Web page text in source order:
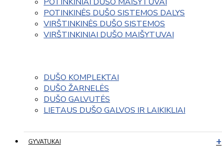
POTINKINĖS DUŠO SISTEMOS DALYS
VIRŠTINKINĖS DUŠO SISTEMOS
VIRŠTINKINIAI DUŠO MAIŠYTUVAI
DUŠO KOMPLEKTAI
DUŠO ŽARNELĖS
DUŠO GALVUTĖS
LIETAUS DUŠO GALVOS IR LAIKIKLIAI
GYVATUKAI